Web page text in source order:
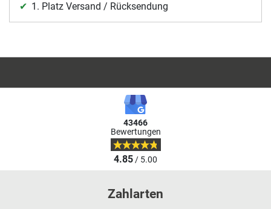
1. Platz Versand / Rücksendung
43466
Bewertungen
4.85/ 5.00
Zahlarten